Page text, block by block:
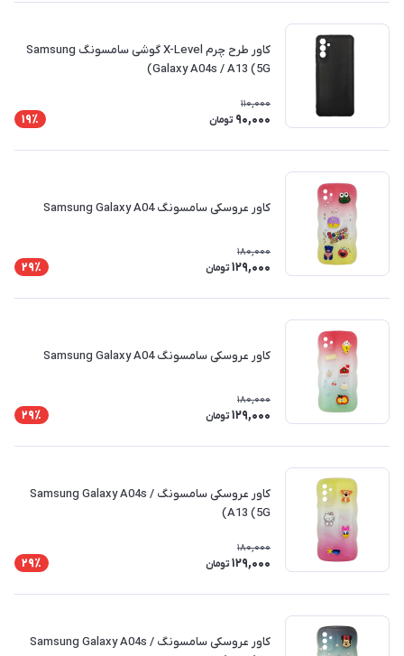
کاور طرح چرم X-Level گوشی سامسونگ Samsung
Galaxy A04s / A13 (5G)
110,000
90,000 تومان 19٪
کاور عروسکی سامسونگ Samsung Galaxy A04
180,000
129,000 تومان 29٪
کاور عروسکی سامسونگ Samsung Galaxy A04
180,000
129,000 تومان 29٪
کاور عروسکی سامسونگ Samsung Galaxy A04s /
A13 (5G)
180,000
129,000 تومان 29٪
کاور عروسکی سامسونگ Samsung Galaxy A04s /